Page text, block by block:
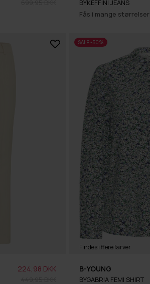
Fås i mange størrelser
BYKEFFINI JEANS
224,98 DKK
SALE -50%
Findes i flere farver
B-YOUNG
BYGABRIA FEMI SHIRT